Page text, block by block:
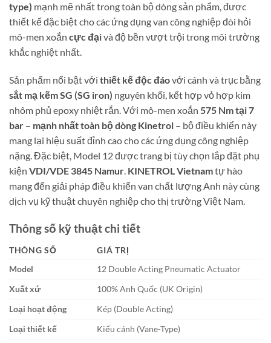
type) mạnh mẽ nhất trong toàn bộ dòng sản phẩm, được
thiết kế đặc biệt cho các ứng dụng van công nghiệp đòi hỏi
mô-men xoắn cực đạivà độ bền vượt trội trong môi trường
khắc nghiệt nhất.
Sản phẩm nổi bật với thiết kế độc đáovới cánh và trục bằng
sắt mạ kẽm SG (SG iron) nguyên khối, kết hợp vỏ hợp kim
nhôm phủ epoxy nhiệt rắn. Với mô-men xoắn 575 Nm tại 7
bar – mạnh nhất toàn bộ dòng Kinetrol – bộ điều khiển này
mang lại hiệu suất đỉnh cao cho các ứng dụng công nghiệp
nặng. Đặc biệt, Model 12 được trang bị tùy chọn lắp đặt phụ
kiện VDI/VDE 3845 Namur. KINETROL Vietnamtự hào
mang đến giải pháp điều khiển van chất lượng Anh này cùng
dịch vụ kỹ thuật chuyên nghiệp cho thị trường Việt Nam.
Thông số kỹ thuật chi tiết
THÔNG SỐ
GIÁ TRỊ
Model
12 Double Acting Pneumatic Actuator
Xuất xứ
100% Anh Quốc (UK Origin)
Loại hoạt động
Kép (Double Acting)
Loại thiết kế
Kiểu cánh (Vane-Type)